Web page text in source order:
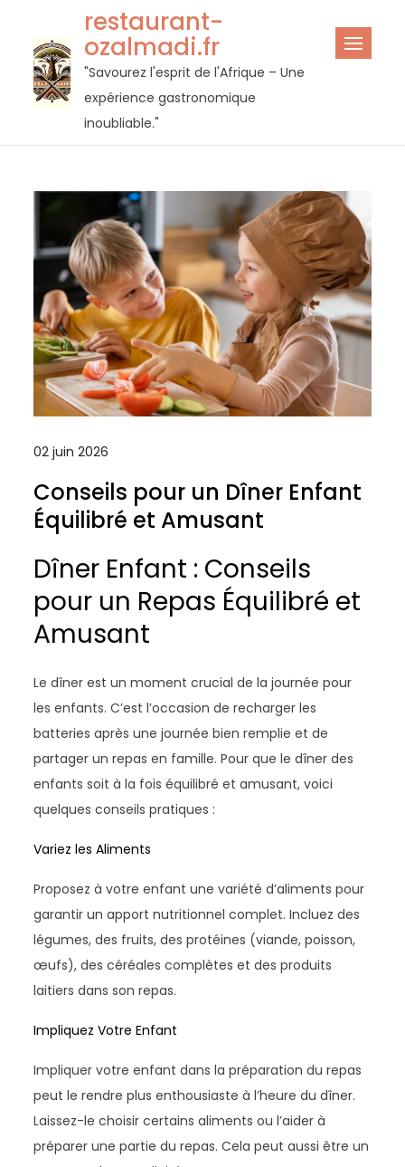
contenu
restaurant-
ozalmadi.fr
"Savourez l'esprit de l'Afrique – Une
expérience gastronomique
inoubliable."
02 juin 2026
Conseils pour un Dîner Enfant
Équilibré et Amusant
Dîner Enfant : Conseils
pour un Repas Équilibré et
Amusant
Le dîner est un moment crucial de la journée pour
les enfants. C’est l’occasion de recharger les
batteries après une journée bien remplie et de
partager un repas en famille. Pour que le dîner des
enfants soit à la fois équilibré et amusant, voici
quelques conseils pratiques :
Variez les Aliments
Proposez à votre enfant une variété d’aliments pour
garantir un apport nutritionnel complet. Incluez des
légumes, des fruits, des protéines (viande, poisson,
œufs), des céréales complètes et des produits
laitiers dans son repas.
Impliquez Votre Enfant
Impliquer votre enfant dans la préparation du repas
peut le rendre plus enthousiaste à l’heure du dîner.
Laissez-le choisir certains aliments ou l’aider à
préparer une partie du repas. Cela peut aussi être un